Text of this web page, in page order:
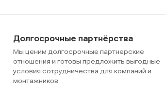
Долгосрочные партнёрства
Мы ценим долгосрочные партнерские
отношения и готовы предложить выгодные
условия сотрудничества для компаний и
монтажников